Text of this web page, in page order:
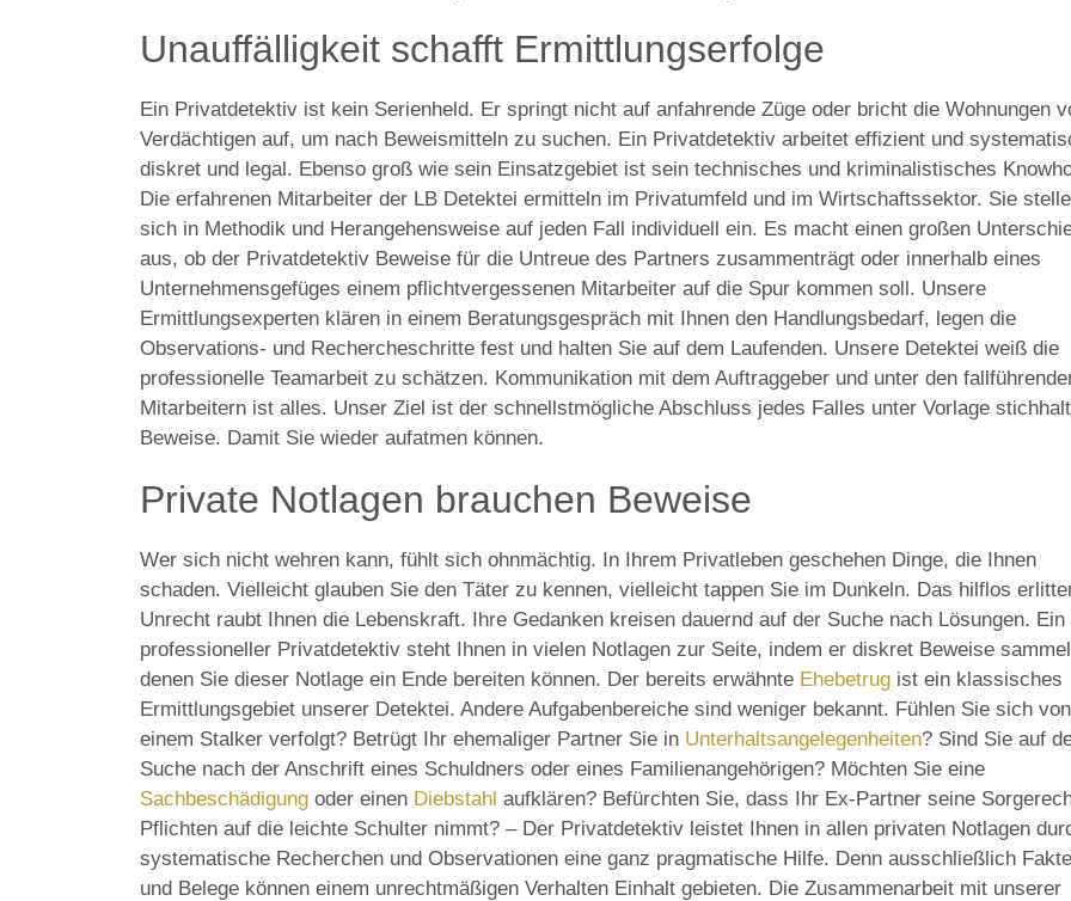
Unauffälligkeit schafft Ermittlungserfolge
Ein Privatdetektiv ist kein Serienheld. Er springt nicht auf anfahrende Züge oder bricht die Wohnungen
Verdächtigen auf, um nach Beweismitteln zu suchen. Ein Privatdetektiv arbeitet effizient und
diskret und legal. Ebenso groß wie sein Einsatzgebiet ist sein technisches und kriminalistisches
Die erfahrenen Mitarbeiter der LB Detektei ermitteln im Privatumfeld und im Wirtschaftssektor. Sie
sich in Methodik und Herangehensweise auf jeden Fall individuell ein. Es macht einen großen
aus, ob der Privatdetektiv Beweise für die Untreue des Partners zusammenträgt oder innerhalb eines
Unternehmensgefüges einem pflichtvergessenen Mitarbeiter auf die Spur kommen soll. Unsere
Ermittlungsexperten klären in einem Beratungsgespräch mit Ihnen den Handlungsbedarf, legen die
Observations- und Rechercheschritte fest und halten Sie auf dem Laufenden. Unsere Detektei weiß die
professionelle Teamarbeit zu schätzen. Kommunikation mit dem Auftraggeber und unter den
Mitarbeitern ist alles. Unser Ziel ist der schnellstmögliche Abschluss jedes Falles unter Vorlage
Beweise. Damit Sie wieder aufatmen können.
Private Notlagen brauchen Beweise
Wer sich nicht wehren kann, fühlt sich ohnmächtig. In Ihrem Privatleben geschehen Dinge, die Ihnen
schaden. Vielleicht glauben Sie den Täter zu kennen, vielleicht tappen Sie im Dunkeln. Das hilflos
Unrecht raubt Ihnen die Lebenskraft. Ihre Gedanken kreisen dauernd auf der Suche nach Lösungen. Ein
professioneller Privatdetektiv steht Ihnen in vielen Notlagen zur Seite, indem er diskret Beweise
denen Sie dieser Notlage ein Ende bereiten können. Der bereits erwähnte Ehebetrug ist ein klassisches
Ermittlungsgebiet unserer Detektei. Andere Aufgabenbereiche sind weniger bekannt. Fühlen Sie sich von
einem Stalker verfolgt? Betrügt Ihr ehemaliger Partner Sie in Unterhaltsangelegenheiten? Sind Sie auf
Suche nach der Anschrift eines Schuldners oder eines Familienangehörigen? Möchten Sie eine
Sachbeschädigung oder einen Diebstahl aufklären? Befürchten Sie, dass Ihr Ex-Partner seine
Pflichten auf die leichte Schulter nimmt? – Der Privatdetektiv leistet Ihnen in allen privaten Notlagen
systematische Recherchen und Observationen eine ganz pragmatische Hilfe. Denn ausschließlich
und Belege können einem unrechtmäßigen Verhalten Einhalt gebieten. Die Zusammenarbeit mit unserer